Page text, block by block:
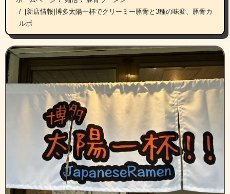
[新店情報]博多太陽一杯でクリーミー豚骨と3種の味変、豚骨カ
ルボ